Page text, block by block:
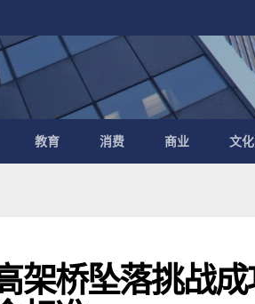
教育 消费 商业 文
架桥坠落挑战